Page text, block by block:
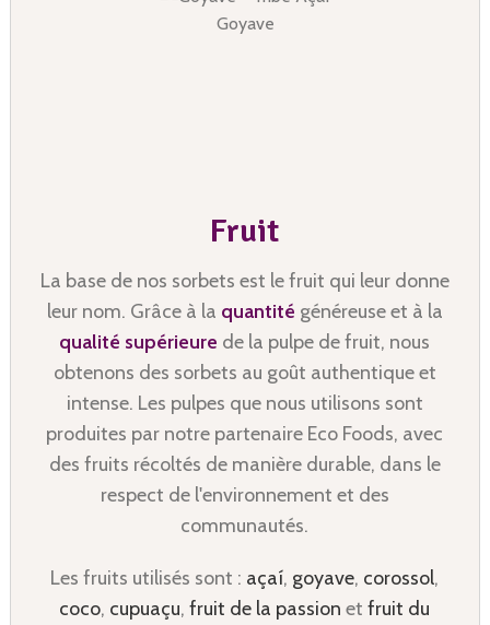
Fruit
La base de nos sorbets est le fruit qui leur donne
leur nom. Grâce à la quantité généreuse et à la
qualité supérieure de la pulpe de fruit, nous
obtenons des sorbets au goût authentique et
intense. Les pulpes que nous utilisons sont
produites par notre partenaire Eco Foods, avec
des fruits récoltés de manière durable, dans le
respect de l'environnement et des
communautés.
Les fruits utilisés sont : açaí, goyave, corossol,
coco, cupuaçu,fruit de la passion etfruit du